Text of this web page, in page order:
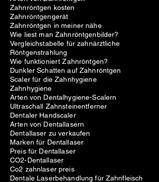
Zahnröntgen kosten
Zahnröntgengerät
Zahnröntgen in meiner nähe
Wie liest man Zahnröntgenbilder?
Vergleichstabelle für zahnärztliche
Röntgenstrahlung
Wie funktioniert Zahnröntgen?
Dunkler Schatten auf Zahnröntgen
Scaler für die Zahnhygiene
Zahnhygiene
Arten von Dentalhygiene-Scalern
Ultraschall Zahnsteinentferner
Dentaler Handscaler
Arten von Dentallasern
Dentallaser zu verkaufen
Marken für Dentallaser
Preis für Dentallaser
CO2-Dentallaser
Co2 zahnlaser preis
Dentale Laserbehandlung für Zahnfleisch